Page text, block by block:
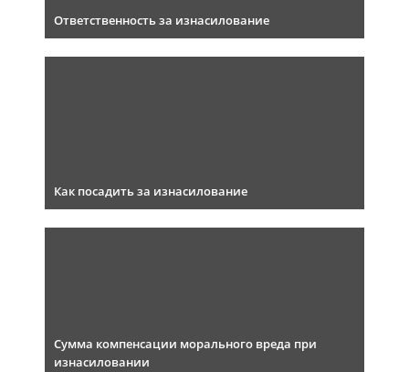
Ответственность за изнасилование
Как посадить за изнасилование
Сумма компенсации морального вреда при
изнасиловании